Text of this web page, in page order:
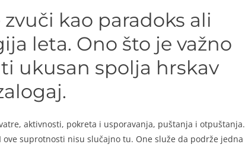
kao paradoks ali
leta. Ono što je važno
ukusan spolja hrskav
aktivnosti, pokreta i usporavanja, puštanja i otpuštanja.
suprotnosti nisu slučajno tu. One služe da podrže jedna